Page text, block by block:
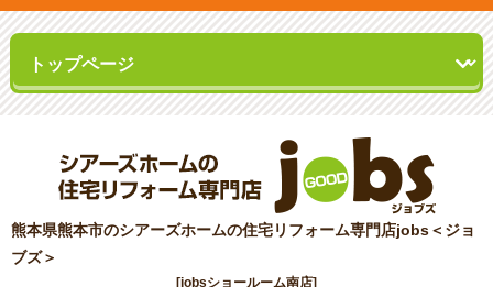
熊本県熊本市のシアーズホームの住宅リフォーム専門店jobs＜ジョ
ブズ＞
[jobsショールーム南店]